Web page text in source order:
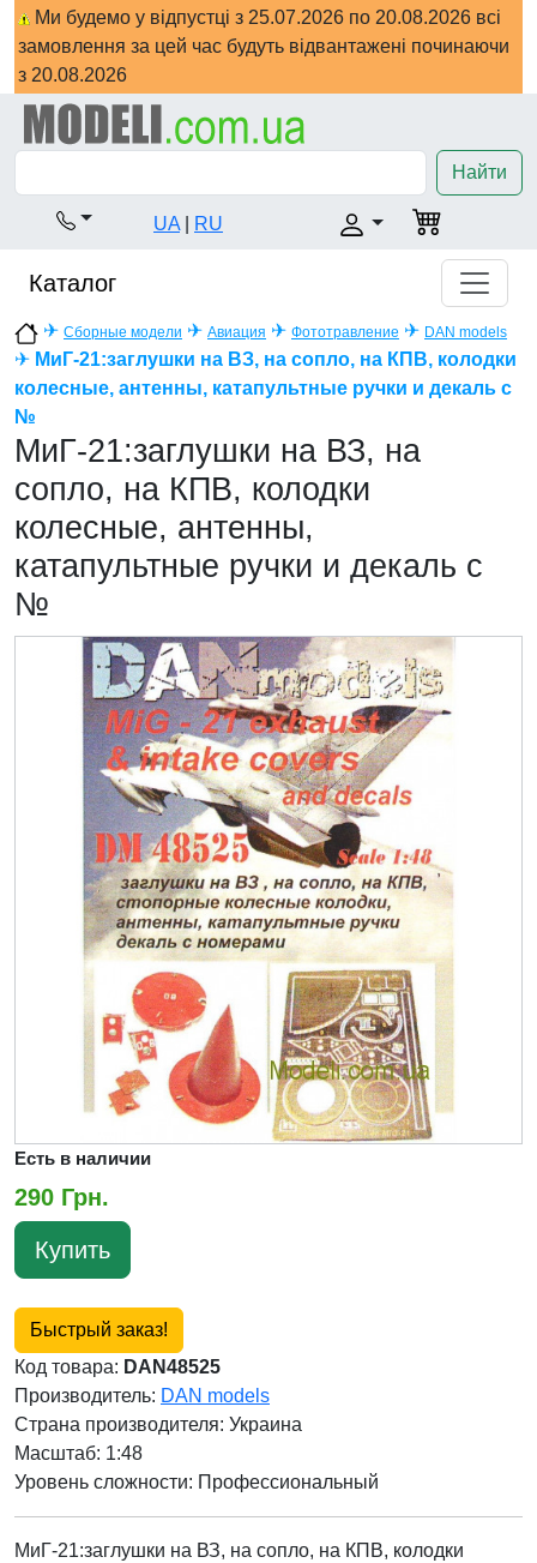
Ми будемо у відпустці з 25.07.2026 по 20.08.2026 всі
замовлення за цей час будуть відвантажені починаючи
з 20.08.2026
Найти
UA RU
Каталог
✈ Сборные модели ✈ Авиация ✈ Фототравление ✈ DAN models
✈ МиГ-21:заглушки на ВЗ, на сопло, на КПВ, колодки
колесные, антенны, катапультные ручки и декаль с
№
МиГ-21:заглушки на ВЗ, на
сопло, на КПВ, колодки
колесные, антенны,
катапультные ручки и декаль с
№
Есть в наличии
290 Грн.
Купить
Быстрый заказ!
Код товара: DAN48525
Производитель: DAN models
Страна производителя: Украина
Масштаб: 1:48
Уровень сложности: Профессиональный
МиГ-21:заглушки на ВЗ, на сопло, на КПВ, колодки